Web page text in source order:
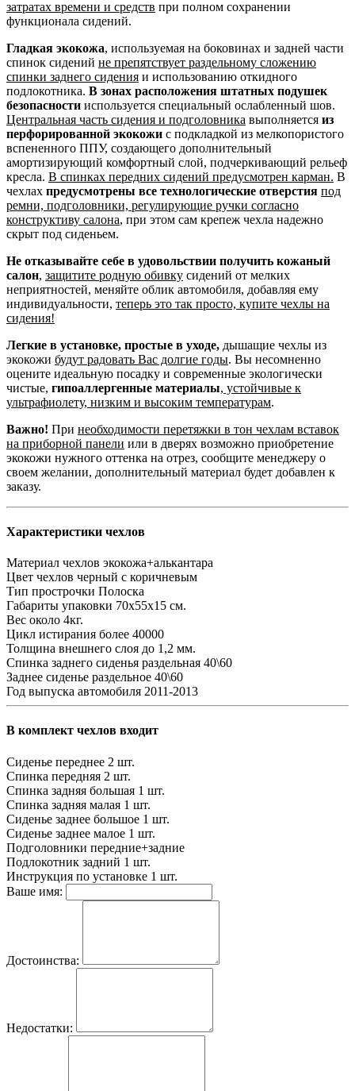
затратах времени и средств при полном сохранении
функционала сидений.
Гладкая экокожа, используемая на боковинах и задней части
спинок сидений не препятствует раздельному сложению
спинки заднего сидения и использованию откидного
подлокотника. В зонах расположения штатных подушек
безопасности используется специальный ослабленный шов.
Центральная часть сидения и подголовника выполняется из
перфорированной экокожи с подкладкой из мелкопористого
вспененного ППУ, создающего дополнительный
амортизирующий комфортный слой, подчеркивающий рельеф
кресла. В спинках передних сидений предусмотрен карман. В
чехлах предусмотрены все технологические отверстия под
ремни, подголовники, регулирующие ручки согласно
конструктиву салона, при этом сам крепеж чехла надежно
скрыт под сиденьем.
Не отказывайте себе в удовольствии получить кожаный
салон, защитите родную обивку сидений от мелких
неприятностей, меняйте облик автомобиля, добавляя ему
индивидуальности, теперь это так просто, купите чехлы на
сидения!
Легкие в установке, простые в уходе, дышащие чехлы из
экокожи будут радовать Вас долгие годы. Вы несомненно
оцените идеальную посадку и современные экологически
чистые, гипоаллергенные материалы, устойчивые к
ультрафиолету, низким и высоким температурам.
Важно! При необходимости перетяжки в тон чехлам вставок
на приборной панели или в дверях возможно приобретение
экокожи нужного оттенка на отрез, сообщите менеджеру о
своем желании, дополнительный материал будет добавлен к
заказу.
Характеристики чехлов
Материал чехлов экокожа+алькантара
Цвет чехлов черный с коричневым
Тип прострочки Полоска
Габариты упаковки 70х55х15 см.
Вес около 4кг.
Цикл истирания более 40000
Толщина внешнего слоя до 1,2 мм.
Спинка заднего сиденья раздельная 40\60
Заднее сиденье раздельное 40\60
Год выпуска автомобиля 2011-2013
В комплект чехлов входит
Сиденье переднее 2 шт.
Спинка передняя 2 шт.
Спинка задняя большая 1 шт.
Спинка задняя малая 1 шт.
Сиденье заднее большое 1 шт.
Сиденье заднее малое 1 шт.
Подголовники передние+задние
Подлокотник задний 1 шт.
Инструкция по установке 1 шт.
Ваше имя:
Достоинства:
Недостатки: